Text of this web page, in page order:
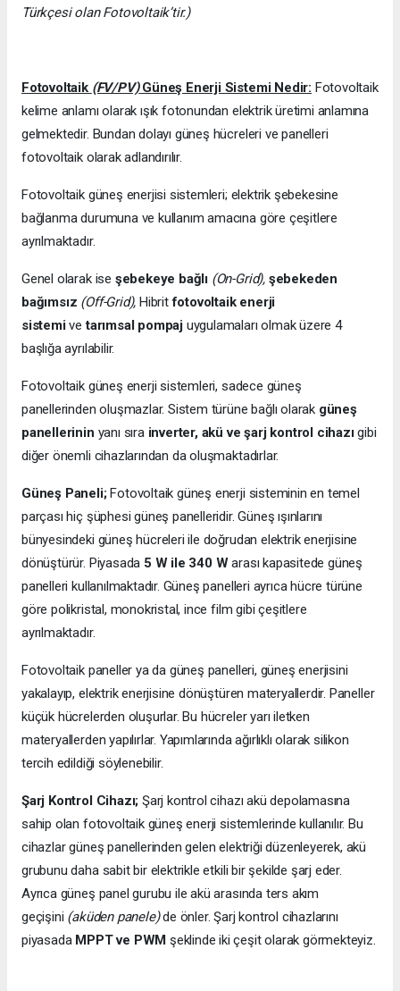
Türkçesi olan Fotovoltaik’tir.)
Fotovoltaik (FV/PV)Güneş Enerji Sistemi Nedir: Fotovoltaik
kelime anlamı olarak ışık fotonundan elektrik üretimi anlamına
gelmektedir. Bundan dolayı güneş hücreleri ve panelleri
fotovoltaik olarak adlandırılır.
Fotovoltaik güneş enerjisi sistemleri; elektrik şebekesine
bağlanma durumuna ve kullanım amacına göre çeşitlere
ayrılmaktadır.
Genel olarak ise şebekeye bağlı (On-Grid), şebekeden
bağımsız (Off-Grid), Hibritfotovoltaik enerji
sistemivetarımsal pompaj uygulamaları olmak üzere 4
başlığa ayrılabilir.
Fotovoltaik güneş enerji sistemleri, sadece güneş
panellerinden oluşmazlar. Sistem türüne bağlı olarak güneş
panellerinin yanı sıra inverter, akü ve şarj kontrol cihazıgibi
diğer önemli cihazlarından da oluşmaktadırlar.
Güneş Paneli;Fotovoltaik güneş enerji sisteminin en temel
parçası hiç şüphesi güneş panelleridir. Güneş ışınlarını
bünyesindeki güneş hücreleri ile doğrudan elektrik enerjisine
dönüştürür. Piyasada 5 W ile 340 Warası kapasitede güneş
panelleri kullanılmaktadır. Güneş panelleri ayrıca hücre türüne
göre polikristal, monokristal, ince film gibi çeşitlere
ayrılmaktadır.
Fotovoltaik paneller ya da güneş panelleri, güneş enerjisini
yakalayıp, elektrik enerjisine dönüştüren materyallerdir. Paneller
küçük hücrelerden oluşurlar. Bu hücreler yarı iletken
materyallerden yapılırlar. Yapımlarında ağırlıklı olarak silikon
tercih edildiği söylenebilir.
Şarj Kontrol Cihazı; Şarj kontrol cihazı akü depolamasına
sahip olan fotovoltaik güneş enerji sistemlerinde kullanılır. Bu
cihazlar güneş panellerinden gelen elektriği düzenleyerek, akü
grubunu daha sabit bir elektrikle etkili bir şekilde şarj eder.
Ayrıca güneş panel gurubu ile akü arasında ters akım
geçişini (aküden panele)de önler. Şarj kontrol cihazlarını
piyasada MPPT ve PWM şeklinde iki çeşit olarak görmekteyiz.